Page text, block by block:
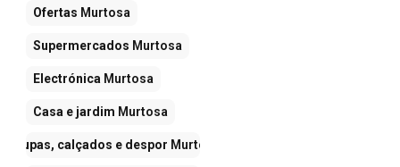
Ofertas Murtosa
Supermercados Murtosa
Electrónica Murtosa
Casa e jardim Murtosa
Roupas, calçados e despor Murtosa